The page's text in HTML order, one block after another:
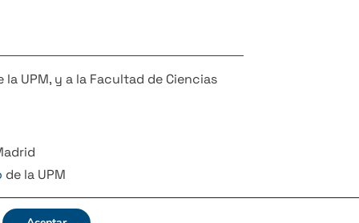
UPM, y a la Facultad de Ciencias
de la UPM